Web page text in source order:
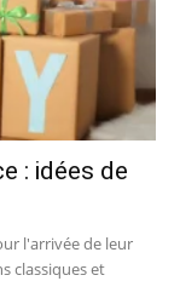
: idées de
l'arrivée de leur
classiques et